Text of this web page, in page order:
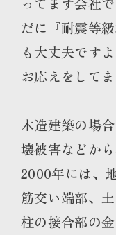
だに『耐震等
も大丈夫です
お応えをして
木造建築の場
壊被害などか
2000年には、
筋交い端部、
柱の接合部の